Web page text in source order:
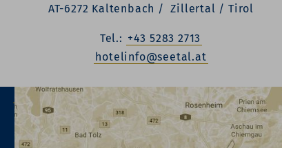
AT-6272 Kaltenbach / Zillertal / Tirol
Tel.: +43 5283 2713
hotelinfo@seetal.at